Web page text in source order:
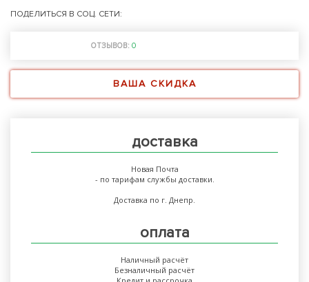
ПОДЕЛИТЬСЯ В СОЦ. СЕТИ:
ОТЗЫВОВ: 0
ВАША СКИДКА
доставка
Новая Почта
- по тарифам службы доставки.
Доставка по г. Днепр.
оплата
Наличный расчёт
Безналичный расчёт